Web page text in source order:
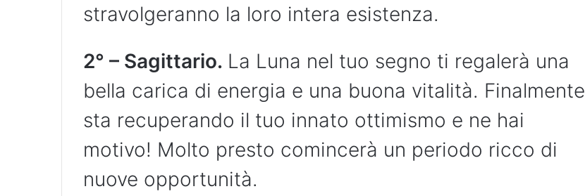
stravolgeranno la loro intera esistenza.
2° – Sagittario. La Luna nel tuo segno ti regalerà una
bella carica di energia e una buona vitalità. Finalmente
sta recuperando il tuo innato ottimismo e ne hai
motivo! Molto presto comincerà un periodo ricco di
nuove opportunità.